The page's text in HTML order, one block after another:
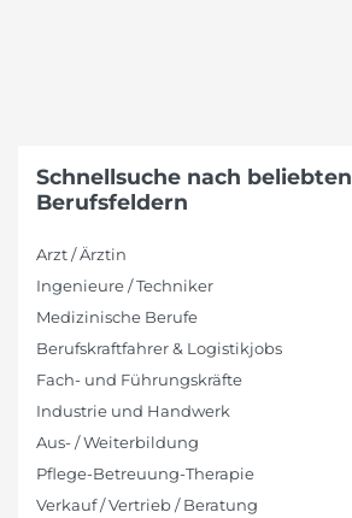
Schnellsuche nach beliebten
Berufsfeldern
Arzt / Ärztin
Ingenieure / Techniker
Medizinische Berufe
Berufskraftfahrer & Logistikjobs
Fach- und Führungskräfte
Industrie und Handwerk
Aus- / Weiterbildung
Pflege-Betreuung-Therapie
Verkauf / Vertrieb / Beratung